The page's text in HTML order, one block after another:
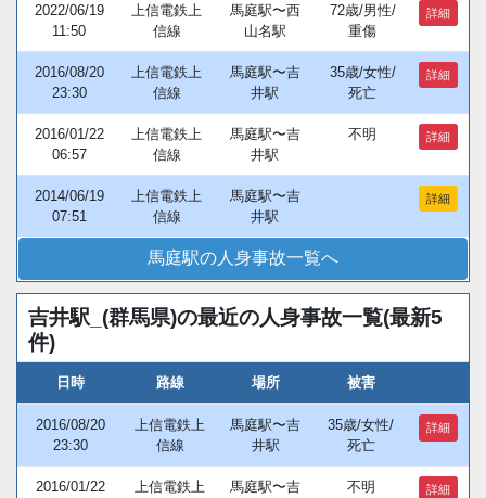
2022/06/19
11:50
上信電鉄上
信線
馬庭駅〜西
山名駅
72歳/男性/
重傷
詳細
2016/08/20
23:30
上信電鉄上
信線
馬庭駅〜吉
井駅
35歳/女性/
死亡
詳細
2016/01/22
06:57
上信電鉄上
信線
馬庭駅〜吉
井駅
不明 詳細
2014/06/19
07:51
上信電鉄上
信線
馬庭駅〜吉
井駅
詳細
馬庭駅の人身事故一覧へ
吉井駅_(群馬県)の最近の人身事故一覧(最新5
件)
日時 路線 場所 被害
2016/08/20
23:30
上信電鉄上
信線
馬庭駅〜吉
井駅
35歳/女性/
死亡
詳細
2016/01/22
上信電鉄上
馬庭駅〜吉
不明 詳細